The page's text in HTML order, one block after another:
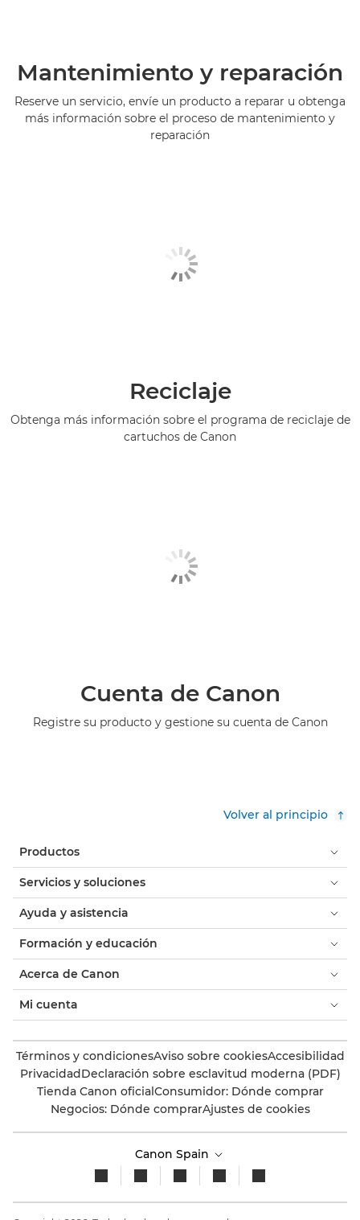
Mantenimiento y reparación
Reserve un servicio, envíe un producto a reparar u obtenga
más información sobre el proceso de mantenimiento y
reparación
Reciclaje
Obtenga más información sobre el programa de reciclaje de
cartuchos de Canon
Cuenta de Canon
Registre su producto y gestione su cuenta de Canon
Volver al principio
Productos
Servicios y soluciones
Ayuda y asistencia
Formación y educación
Acerca de Canon
Mi cuenta
Términos y condicionesAviso sobre cookiesAccesibilidad
PrivacidadDeclaración sobre esclavitud moderna (PDF)
Tienda Canon oficialConsumidor: Dónde comprar
Negocios: Dónde comprarAjustes de cookies
Canon Spain